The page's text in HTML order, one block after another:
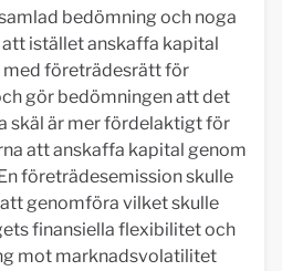
bedömning och noga
istället anskaffa kapital
med företrädesrätt för
gör bedömningen att det
skäl är mer fördelaktigt för
att anskaffa kapital genom
företrädesemission skulle
genomföra vilket skulle
finansiella flexibilitet och
mot marknadsvolatilitet